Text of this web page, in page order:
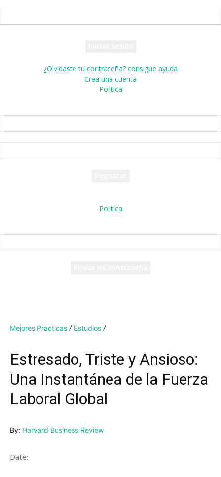
¿Olvidaste tu contraseña? consigue ayuda
Crea una cuenta
Politica
Politica
Mejores Practicas Estudios
Estresado, Triste y Ansioso:
Una Instantánea de la Fuerza
Laboral Global
By: Harvard Business Review
Date: